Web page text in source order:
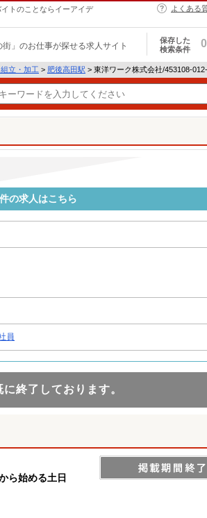
トのことならイーアイデ
よくある
街」のお仕事が探せる求人サイト
保存した
検索条件
0
立・加工 > 肥後高田駅 > 東洋ワーク株式会社/453108-
の求人はこちら
員
終了しております。
ら始める土日